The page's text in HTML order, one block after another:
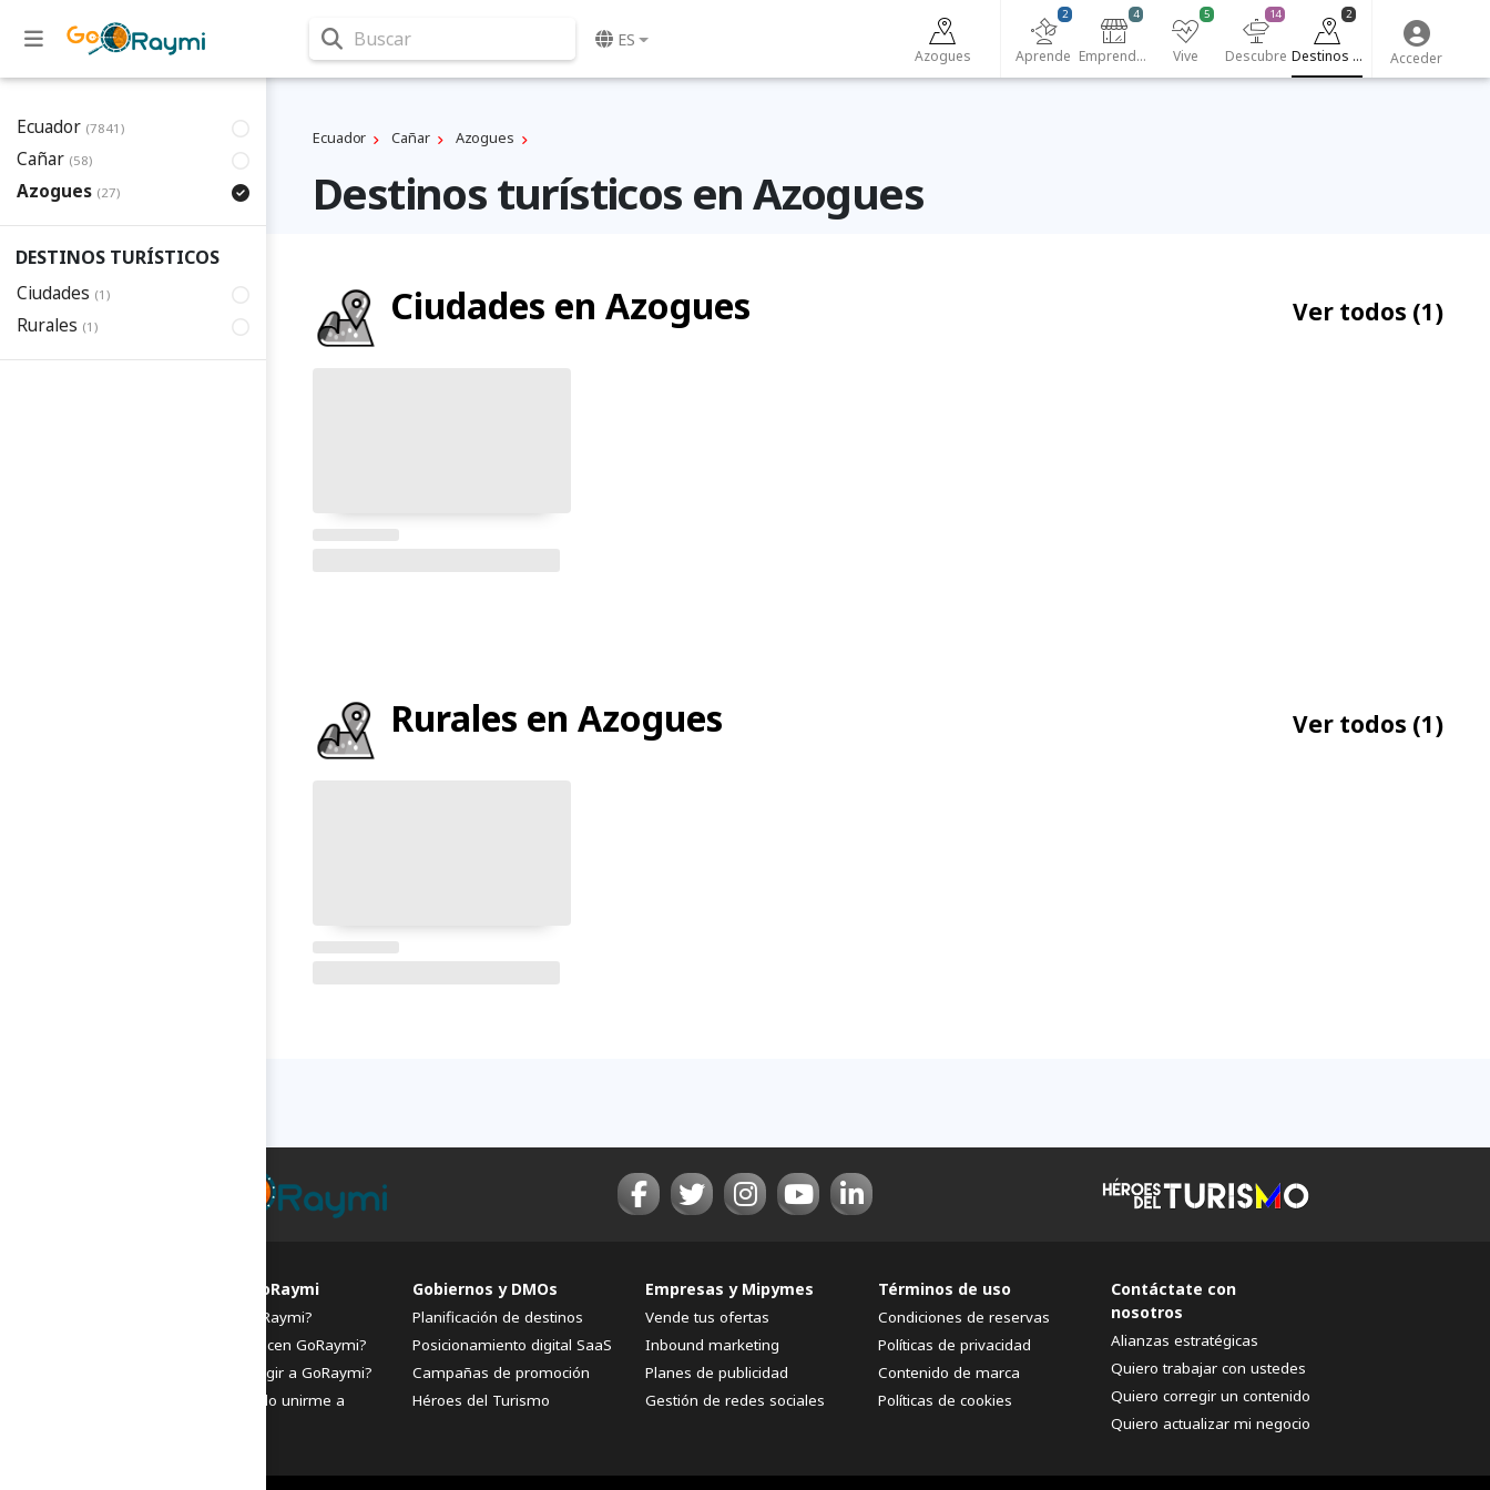
Buscar ES
Azogues Aprende
2
Emprendedores
4
Vive
5
Descubre
14
Destinos turísticos
2
Acceder
Ecuador (7841)
Cañar (58)
Azogues (27)
DESTINOS TURÍSTICOS
Ciudades (1)
Rurales (1)
Ecuador Cañar Azogues
Destinos turísticos en Azogues
Ciudades en Azogues Ver todos (1)
Rurales en Azogues Ver todos (1)
FAQs de GoRaymi
¿Qué es GoRaymi?
¿Quiénes hacen GoRaymi?
¿Por qué elegir a GoRaymi?
¿Cómo puedo unirme a
Gobiernos y DMOs
Planificación de destinos
Posicionamiento digital SaaS
Campañas de promoción
Héroes del Turismo
Empresas y Mipymes
Vende tus ofertas
Inbound marketing
Planes de publicidad
Gestión de redes sociales
Términos de uso
Condiciones de reservas
Políticas de privacidad
Contenido de marca
Políticas de cookies
Contáctate con
nosotros
Alianzas estratégicas
Quiero trabajar con ustedes
Quiero corregir un contenido
Quiero actualizar mi negocio